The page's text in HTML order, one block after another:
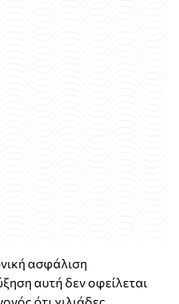
ασφάλιση
αυτή δεν οφείλεται